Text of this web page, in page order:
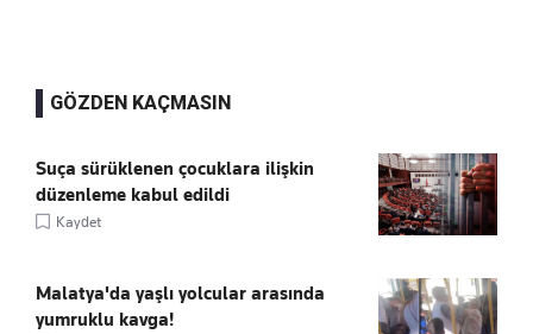
GÖZDEN KAÇMASIN
Suça sürüklenen çocuklara ilişkin
düzenleme kabul edildi
Kaydet
Malatya'da yaşlı yolcular arasında
yumruklu kavga!